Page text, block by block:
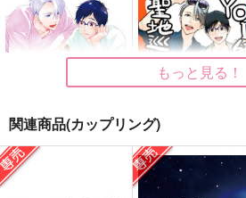
八ヶ月の自覚
YOI師弟と聖地巡礼ス
ペイン旅
もっと見る！
関連商品(カップリング)